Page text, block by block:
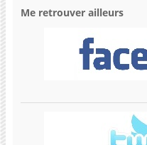
Me retrouver ailleurs